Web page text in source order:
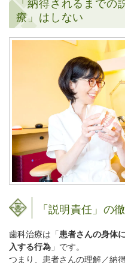
療」はしない
「説明責任」の
歯科治療は「患者さんの身体
入する行為」です。
つまり、 患者さんの理解／納